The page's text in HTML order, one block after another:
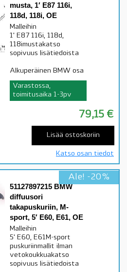
musta, 1′ E87 116i,
118d, 118i, OE
Malleihin
1' E87 116i, 118d,
118imustakatso
sopivuus lisätiedoista
Alkuperäinen BMW osa
Varastossa,
toimitusaika 1-3pv
79,15 €
Lisää ostoskoriin
Katso osan tiedot
Ale! -20%
51127897215 BMW
diffuusori
takapuskuriin, M-
sport, 5′ E60, E61, OE
Malleihin
5' E60, E61M-sport
puskuriinmallit ilman
vetokoukkuakatso
sopivuus lisätiedoista